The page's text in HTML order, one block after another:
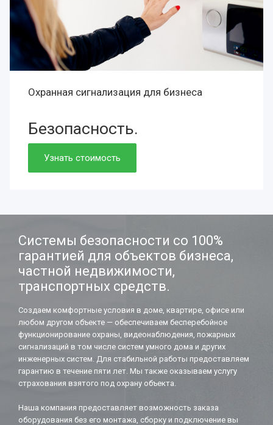
Охранная сигнализация для бизнеса
Безопасность.
Сохранность.Престиж.
Просто. Быстро. Доступно.
Нужно. Обязательно.
Узнать стоимость
Системы безопасности со 100%
гарантией для объектов бизнеса,
частной недвижимости,
транспортных средств.
Создаем комфортные условия в доме, квартире, офисе или
любом другом объекте — обеспечиваем бесперебойное
функционирование охраны, видеонаблюдения, пожарных
сигнализаций в том числе систем умного дома и других
инженерных систем. Для стабильной работы предоставляем
гарантию в течение пяти лет. Мы также оказываем услугу
страхования взятого под охрану объекта.
Наша компания предоставляет возможность заказа
оборудования без его монтажа, сборку и подключение вы